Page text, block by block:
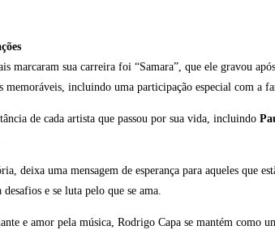
marcaram sua carreira foi “Samara”, que ele gravou
memoráveis, incluindo uma participação especial com a
de cada artista que passou por sua vida, incluindo
deixa uma mensagem de esperança para aqueles que
desafios e se luta pelo que se ama.
e amor pela música, Rodrigo Capa se mantém como